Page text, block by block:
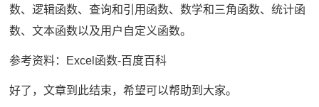
数、逻辑函数、查询和引用函数、数学和三角函数、统计函
数、文本函数以及用户自定义函数。
参考资料：Excel函数-百度百科
好了，文章到此结束，希望可以帮助到大家。